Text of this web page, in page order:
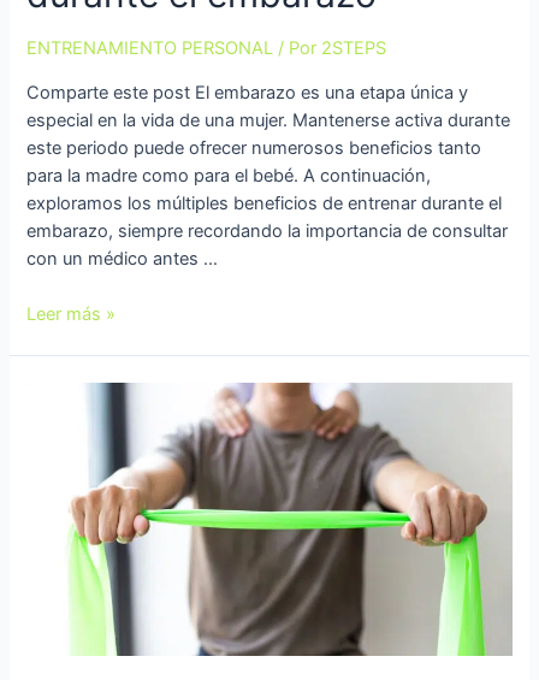
ENTRENAMIENTO PERSONAL / Por 2STEPS
Comparte este post El embarazo es una etapa única y
especial en la vida de una mujer. Mantenerse activa durante
este periodo puede ofrecer numerosos beneficios tanto
para la madre como para el bebé. A continuación,
exploramos los múltiples beneficios de entrenar durante el
embarazo, siempre recordando la importancia de consultar
con un médico antes …
Leer más »